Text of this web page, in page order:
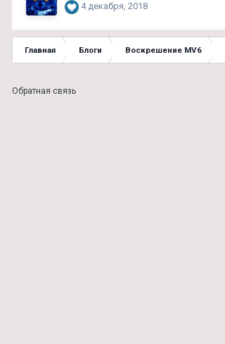
4 декабря, 2018
Главная Блоги Воскрешение MV6
Обратная связь